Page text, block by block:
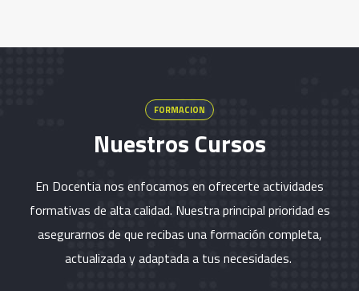
FORMACION
Nuestros Cursos
En Docentia nos enfocamos en ofrecerte actividades
formativas de alta calidad. Nuestra principal prioridad es
asegurarnos de que recibas una formación completa,
actualizada y adaptada a tus necesidades.